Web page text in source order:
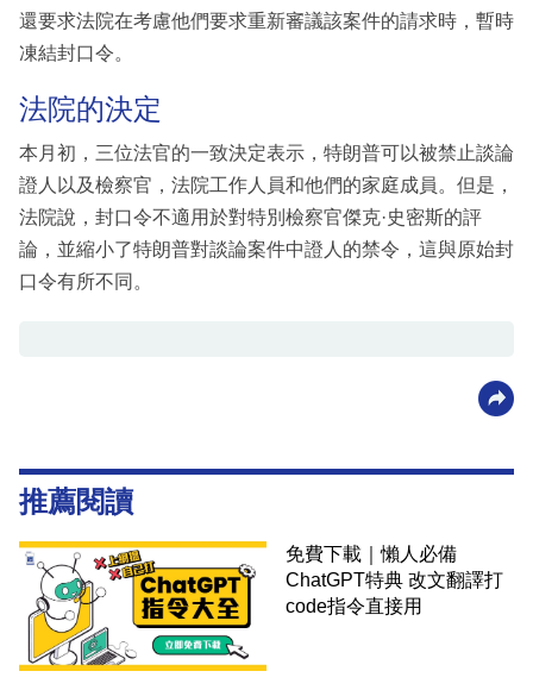
還要求法院在考慮他們要求重新審議該案件的請求時，暫時
凍結封口令。
法院的決定
本月初，三位法官的一致決定表示，特朗普可以被禁止談論
證人以及檢察官，法院工作人員和他們的家庭成員。但是，
法院說，封口令不適用於對特別檢察官傑克·史密斯的評
論，並縮小了特朗普對談論案件中證人的禁令，這與原始封
口令有所不同。
推薦閱讀
免費下載｜懶人必備
ChatGPT特典 改文翻譯打
code指令直接用